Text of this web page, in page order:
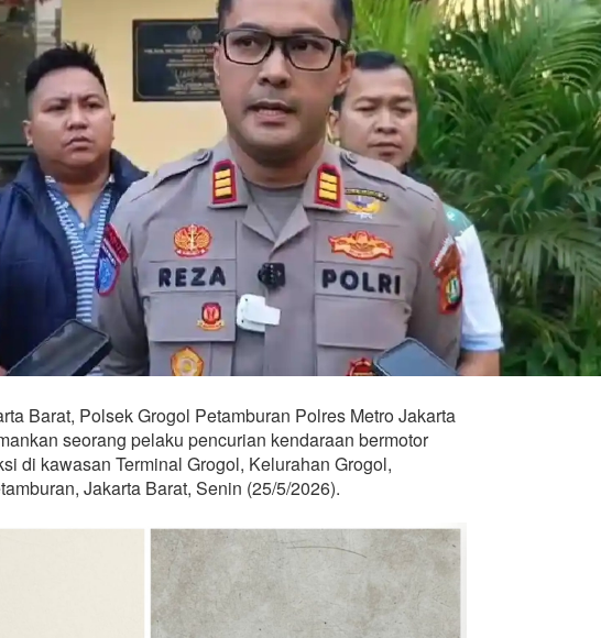
Barat, Polsek Grogol Petamburan Polres Metro Jakarta
seorang pelaku pencurian kendaraan bermotor
di kawasan Terminal Grogol, Kelurahan Grogol,
Jakarta Barat, Senin (25/5/2026).